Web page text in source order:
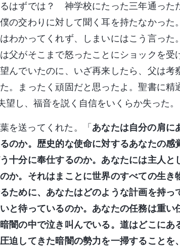
はずでは？ 神学校にたった三年通った
の交わりに対して聞く耳を持たなかった。
わかってくれず、しまいにはこう言った。
父がそこまで怒ったことにショックを受
んでいたのに、いざ再来したら、父は考
。まったく頑固だと思ったよ。聖書に精
し、福音を説く自信をいくらか失った。
を送ってくれた。「 あなたは自分の肩に
のか。歴史的な使命に対するあなたの感
十分に奉仕するのか。あなたには主人と
か。それはまことに世界のすべての生き
ために、あなたはどのような計画を持っ
と待っているのか。あなたの任務は重い
闇の中で泣き叫んでいる。道はどこにあ
迫してきた暗闇の勢力を一掃することを、